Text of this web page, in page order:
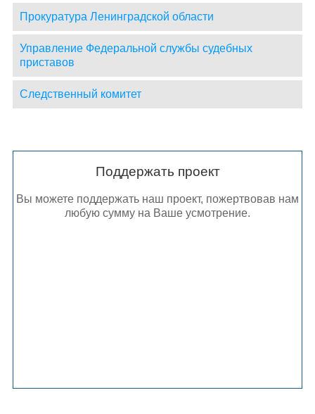
Прокуратура Ленинградской области
Управление Федеральной службы судебных
приставов
Следственный комитет
Поддержать проект
Вы можете поддержать наш проект, пожертвовав нам
любую сумму на Ваше усмотрение.